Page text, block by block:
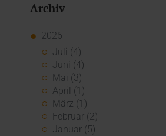
Archiv
2026
Juli (4)
Juni (4)
Mai (3)
April (1)
März (1)
Februar (2)
Januar (5)